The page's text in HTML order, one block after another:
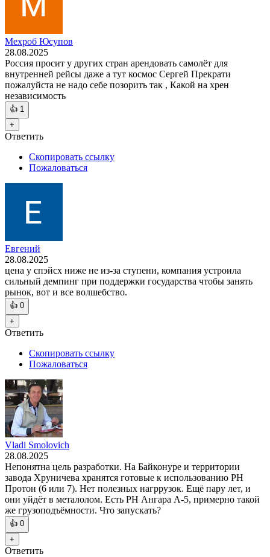
Мехроб Юсупов
28.08.2025
Россия просит у других стран арендовать самолёт для
внутренней рейсы даже а тут космос Сергей Прекрати
пожалуйста не надо себе позорить так , Какой на хрен
независимость
👍 1
+
Ответить
Скопировать ссылку
Пожаловаться
Евгений
28.08.2025
цена у спэйсх ниже не из-за ступени, компания устроила
сильный демпинг при поддержки государства чтобы занять
рынок, вот и все волшебство.
👍 0
+
Ответить
Скопировать ссылку
Пожаловаться
Vladi Smolovich
28.08.2025
Непонятна цель разработки. На Байконуре и территории
завода Хруничева хранятся готовые к использованию РН
Протон (6 или 7). Нет полезных нагррузок. Ещё пару лет, и
они уйдёт в металолом. Есть РН Ангара А-5, примерно такой
же грузоподъёмности. Что запускать?
👍 0
+
Ответить